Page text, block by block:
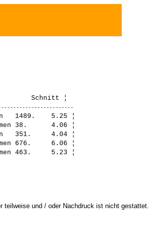
1489.    5.25 ¦
38.      4.06 ¦
351.     4.04 ¦
676.     6.06 ¦
teilweise und / oder Nachdruck ist nicht gestattet.